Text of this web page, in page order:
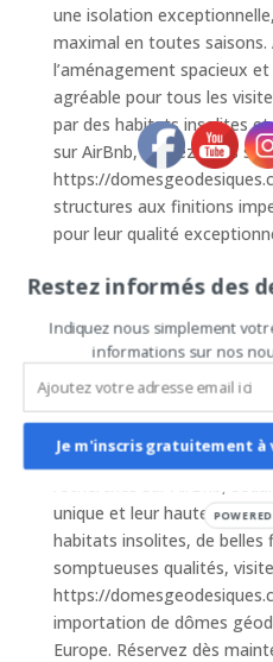
une isolation
maximal en toutes saisons.
l’aménagement spacieux
agréable pour tous les
par des habitats insolites
sur AirBnb, rendez-vous sur
https://
structures aux finitions
pour leur qualité
## Une Expérience Unique
Séjourner dans un dôme
plus qu’un simple
inoubliable. Que vous
type d’habitat offre une
authentiques. Ces
unique et leur haute
habitats insolites, de belles
somptueuses qualités,
https://
importation de dômes
Europe. Réservez dès
Restez informés des
Indiquez nous simplement
informations sur nos
Je m'inscris gratuitement